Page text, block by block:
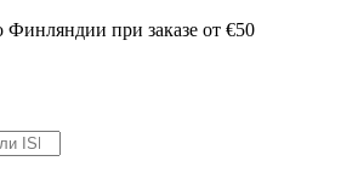
Финляндии при заказе от €50